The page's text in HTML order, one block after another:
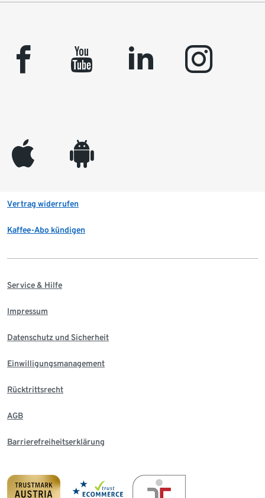
facebook youtube linkedin instagram
appleinc android
Vertrag widerrufen
Kaffee-Abo kündigen
Service & Hilfe
Impressum
Datenschutz und Sicherheit
Einwilligungsmanagement
Rücktrittsrecht
AGB
Barrierefreiheitserklärung